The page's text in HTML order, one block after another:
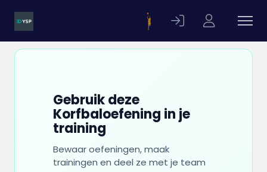
Gebruik deze
Korfbaloefening in je
training
Bewaar oefeningen, maak
trainingen en deel ze met je team